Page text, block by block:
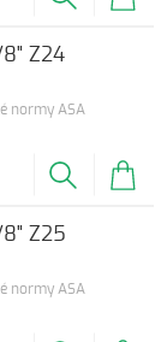
normy ASA
8" Z24
normy ASA
8" Z25